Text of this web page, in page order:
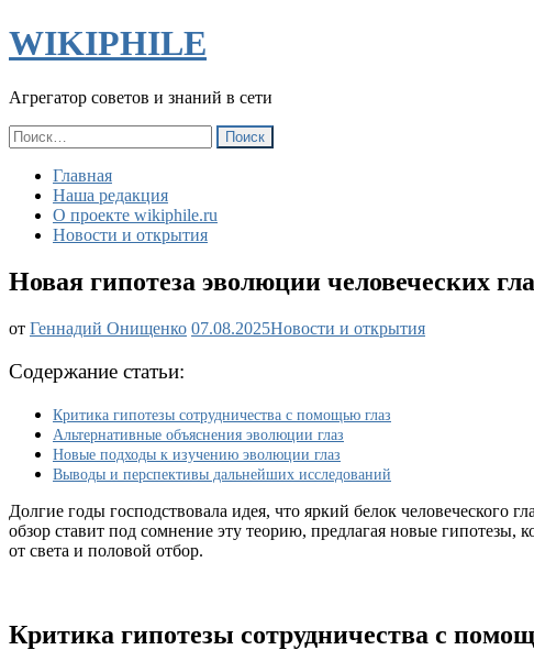
WIKIPHILE
Агрегатор советов и знаний в сети
Найти:
Главная
Наша редакция
О проекте wikiphile.ru
Новости и открытия
Новая гипотеза эволюции человеческих
от Геннадий Онищенко 07.08.2025Новая
что
не
так
с
теорией?
Новости и открытия
Содержание статьи:
Критика гипотезы сотрудничества с помощью глаз
Альтернативные объяснения эволюции глаз
Новые подходы к изучению эволюции глаз
Выводы и перспективы дальнейших исследований
Долгие годы господствовала идея, что яркий белок человеческого
обзор ставит под сомнение эту теорию, предлагая новые гипотезы,
от света и половой отбор.
Критика гипотезы сотрудничества с